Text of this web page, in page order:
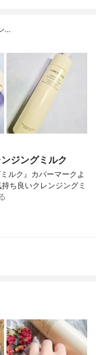
…
ジングミルク
ルク』カバーマークよ
ち良いクレンジングミ